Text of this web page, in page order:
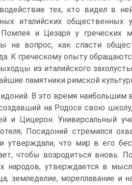
тех, кто видел в
италий­ских общественных
и Цезаря у греческих
на вопрос, как спасти
К греческому опыту
из италийского
памятни­ки римской
В это время наибольшим
на Родосе свою
и Цицерон. Универсальный
Посидоний стремился
утверждали, что мир в его
что­бы возродиться вновь.
народов, утверждается в
зем­леделие, мореплавание и